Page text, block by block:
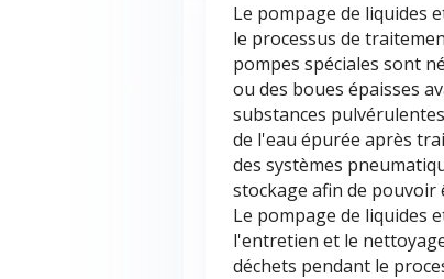
Le pompage de liquides
le processus de
pompes spéciales sont
ou des boues épaisses
substances
de l'eau épurée après
des systèmes
stockage afin de pouvoir
Le pompage de liquides
l'entretien et le
déchets pendant le